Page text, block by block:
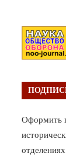
Оформить